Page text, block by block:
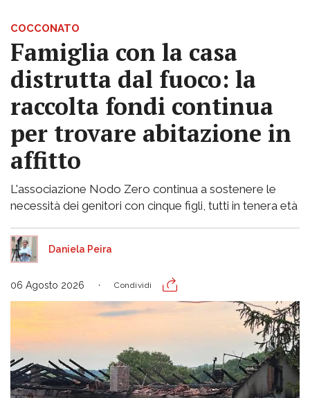
COCCONATO
Famiglia con la casa
distrutta dal fuoco: la
raccolta fondi continua
per trovare abitazione in
affitto
L'associazione Nodo Zero continua a sostenere le
necessità dei genitori con cinque figli, tutti in tenera età
Daniela Peira
06 Agosto 2026 Condividi